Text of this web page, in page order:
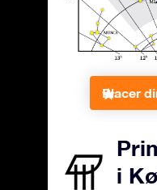
Placer
i